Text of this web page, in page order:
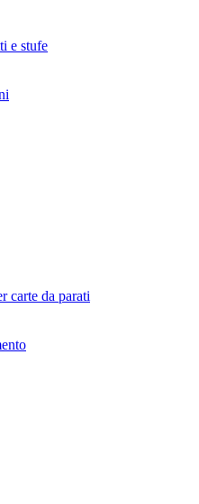
e stufe
carte da parati